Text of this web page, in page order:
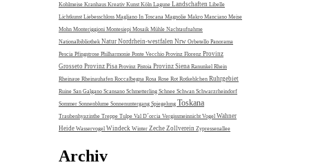
Kohlmeise Kranhaus Kreativ Kunst Köln Lagune Landschaften Libelle
Lichtkunst Liebesschloss Magliano In Toscana Magnolie Makro Manciano Meise
Mohn Monteriggioni Montesiepi Mosaik Mühle Nachtaufnahme
Nationalbibliothek Natur Nordrhein-westfalen Nrw Orbetello Panorama
Pescia Pfingstrose Philharmonie Ponte Vecchio Provinz Florenz Provinz
Grosseto Provinz Pisa Provinz Pistoia Provinz Siena Ranunkel Rhein
Rheinaue Rheinauhafen Roccalbegna Rosa Rose Rot Rotkehlchen Ruhrgebiet
Ruine San Galgano Scansano Schmetterling Schnee Schwan Schwarzrheindorf
Sommer Sonnenblume Sonnenuntergang Spiegelung Toskana
Traubenhyazinthe Treppe Tulpe Val D´orcia Vergissmeinnicht Vogel Wahner
Heide Wasservogel Windeck Winter Zeche Zollverein Zypressenallee
Archiv